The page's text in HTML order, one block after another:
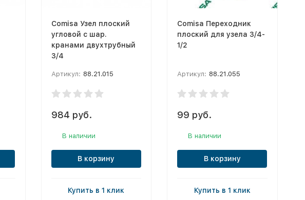
Comisa Узел плоский
угловой с шар.
кранами двухтрубный
3/4
Артикул: 88.21.015
984 руб.
В наличии
В корзину
Купить в 1 клик
Comisa Переходник
плоский для узела 3/4-
1/2
Артикул: 88.21.055
99 руб.
В наличии
В корзину
Купить в 1 клик